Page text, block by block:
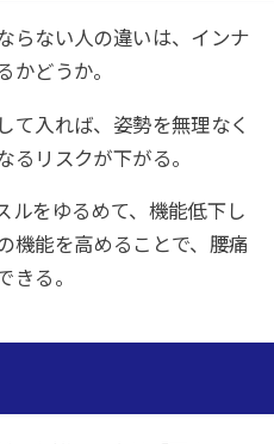
らない人の違いは、インナ
かどうか。
て入れば、姿勢を無理なく
るリスクが下がる。
ルをゆるめて、機能低下し
機能を高めることで、腰痛
きる。